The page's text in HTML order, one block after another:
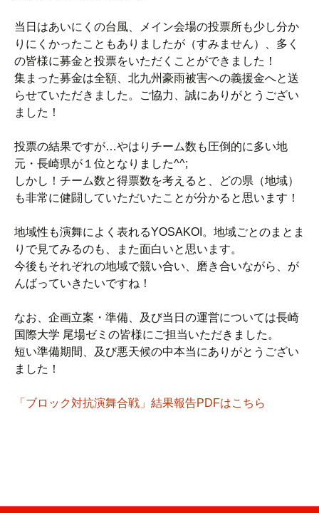
当日はあいにくの台風、メイン会場の投票所も少し分か
りにくかったこともありましたが（すみません）、多く
の皆様に募金と投票をいただくことができました！
集まった募金は全額、北九州豪雨被害への義援金へと送
らせていただきました。ご協力、誠にありがとうござい
ました！
投票の結果ですが…やはりチーム数も圧倒的に多い地
元・長崎県が１位となりました^^;
しかし！チーム数と得票数を考えると、どの県（地域）
も非常に健闘していただいたことが分かると思います！
地域性も演舞によく表れるYOSAKOI。地域ごとのまとま
りで見てみるのも、また面白いと思います。
今後もそれぞれの地域で競い合い、磨き合いながら、が
んばっていきたいですね！
なお、企画立案・準備、及び当日の運営については長崎
国際大学 尾場ゼミの皆様にご担当いただきました。
短い準備期間、及び悪天候の中本当にありがとうござい
ました！
「ブロック対抗演舞合戦」結果報告PDFはこちら